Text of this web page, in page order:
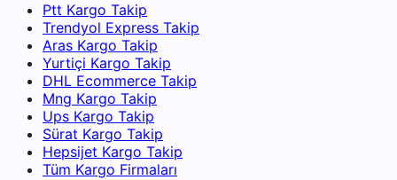
Ptt Kargo Takip
Trendyol Express Takip
Aras Kargo Takip
Yurtiçi Kargo Takip
DHL Ecommerce Takip
Mng Kargo Takip
Ups Kargo Takip
Sürat Kargo Takip
Hepsijet Kargo Takip
Tüm Kargo Firmaları